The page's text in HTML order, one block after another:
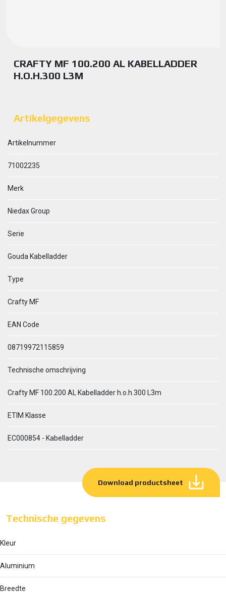
CRAFTY MF 100.200 AL KABELLADDER
H.O.H.300 L3M
Artikelgegevens
Artikelnummer
71002235
Merk
Niedax Group
Serie
Gouda Kabelladder
Type
Crafty MF
EAN Code
08719972115859
Technische omschrijving
Crafty MF 100.200 AL Kabelladder h.o.h.300 L3m
ETIM Klasse
EC000854 - Kabelladder
Download productsheet
Technische gegevens
Kleur
Aluminium
Breedte